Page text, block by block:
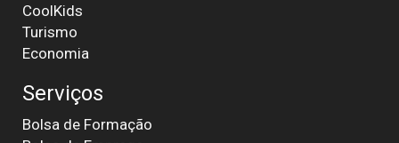
CoolKids
Turismo
Economia
Serviços
Bolsa de Formação